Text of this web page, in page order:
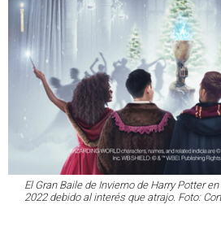
El Gran Baile de Invierno de Harry Potter
2022 debido al interés que atrajo. Foto: